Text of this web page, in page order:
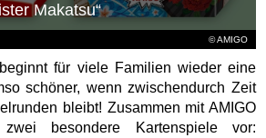
© AMIGO
Makatsu“
für viele Familien wieder eine
schöner, wenn zwischendurch Zeit
bleibt! Zusammen mit AMIGO
besondere Kartenspiele vor: